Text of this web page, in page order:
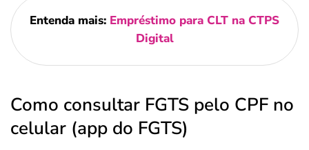
Entenda mais: Empréstimo para CLT na CTPS
Digital
Como consultar FGTS pelo CPF no
celular (app do FGTS)